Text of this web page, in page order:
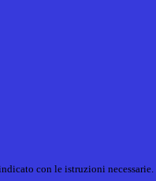
con le istruzioni necessarie.